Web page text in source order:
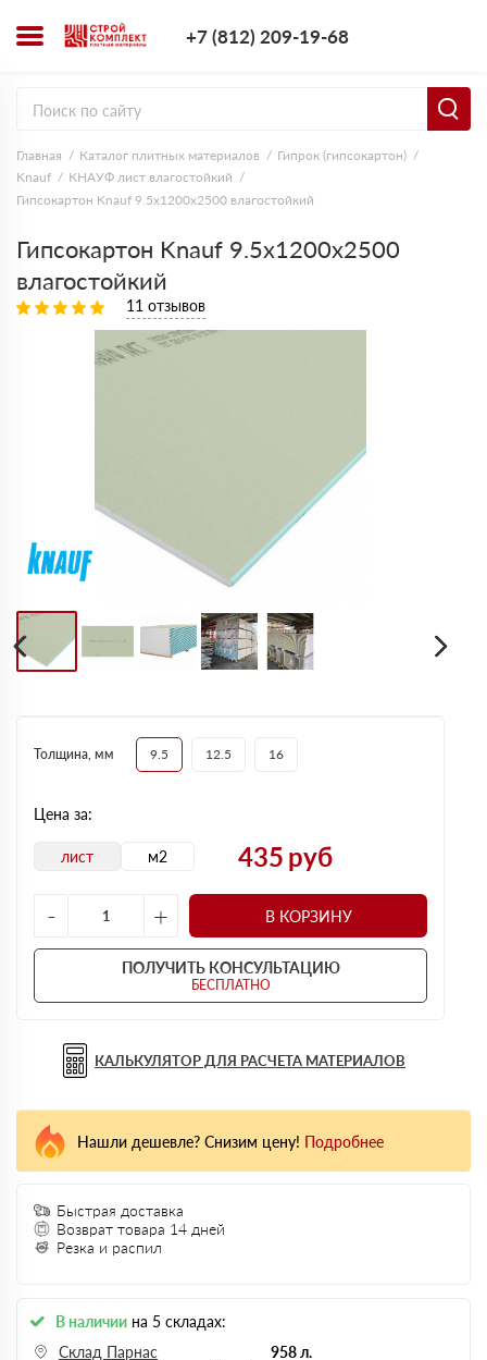
+7 (812) 209-19-68
Главная Каталог плитных материалов
Гипрок (гипсокартон)
Knauf
КНАУФ лист влагостойкий
Гипсокартон Knauf 9.5x1200x2500 влагостойкий
Гипсокартон Knauf 9.5x1200x2500
влагостойкий
11 отзывов
Толщина, мм 9.5 12.5 16
Цена за:
лист м2 435 руб
-
+ В КОРЗИНУ
ПОЛУЧИТЬ КОНСУЛЬТАЦИЮ
БЕСПЛАТНО
КАЛЬКУЛЯТОР ДЛЯ РАСЧЕТА МАТЕРИАЛОВ
Быстрая доставка
Возврат товара 14 дней
Резка и распил
В наличии на 5 складах:
Склад Парнас
958 л.
Нашли дешевле? Снизим цену! Подробнее